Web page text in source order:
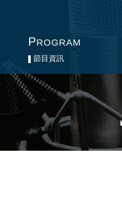
PROGRAM
節目資訊
PROGRAM
節目資訊